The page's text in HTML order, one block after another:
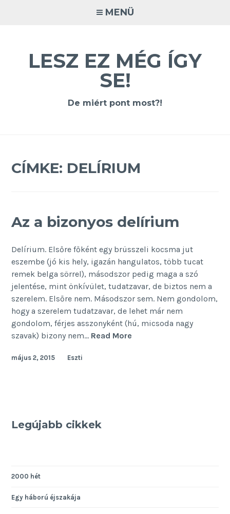
MENÜ
LESZ EZ MÉG ÍGY
SE!
De miért pont most?!
CÍMKE: DELÍRIUM
Az a bizonyos delírium
Delírium. Elsőre főként egy brüsszeli kocsma jut
eszembe (jó kis hely, igazán hangulatos, több tucat
remek belga sörrel), másodszor pedig maga a szó
jelentése, mint önkívület, tudatzavar, de biztos nem a
szerelem. Elsőre nem. Másodszor sem. Nem gondolom,
hogy a szerelem tudatzavar, de lehet már nem
gondolom, férjes asszonyként (hú, micsoda nagy
szavak) bizony nem… Read More
május 2, 2015 Eszti
Legújabb cikkek
2000 hét
Egy háború éjszakája